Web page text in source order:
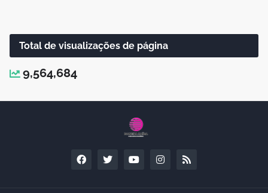
Total de visualizações de página
9,564,684